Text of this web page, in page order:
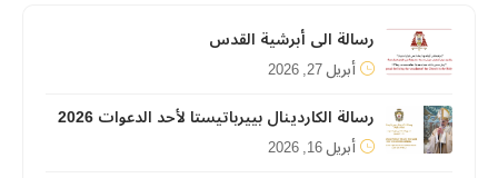
رسالة الى أبرشية القدس
أبريل 27, 2026
رسالة الكاردينال بييرباتيستا لأحد الدعوات 2026
أبريل 16, 2026